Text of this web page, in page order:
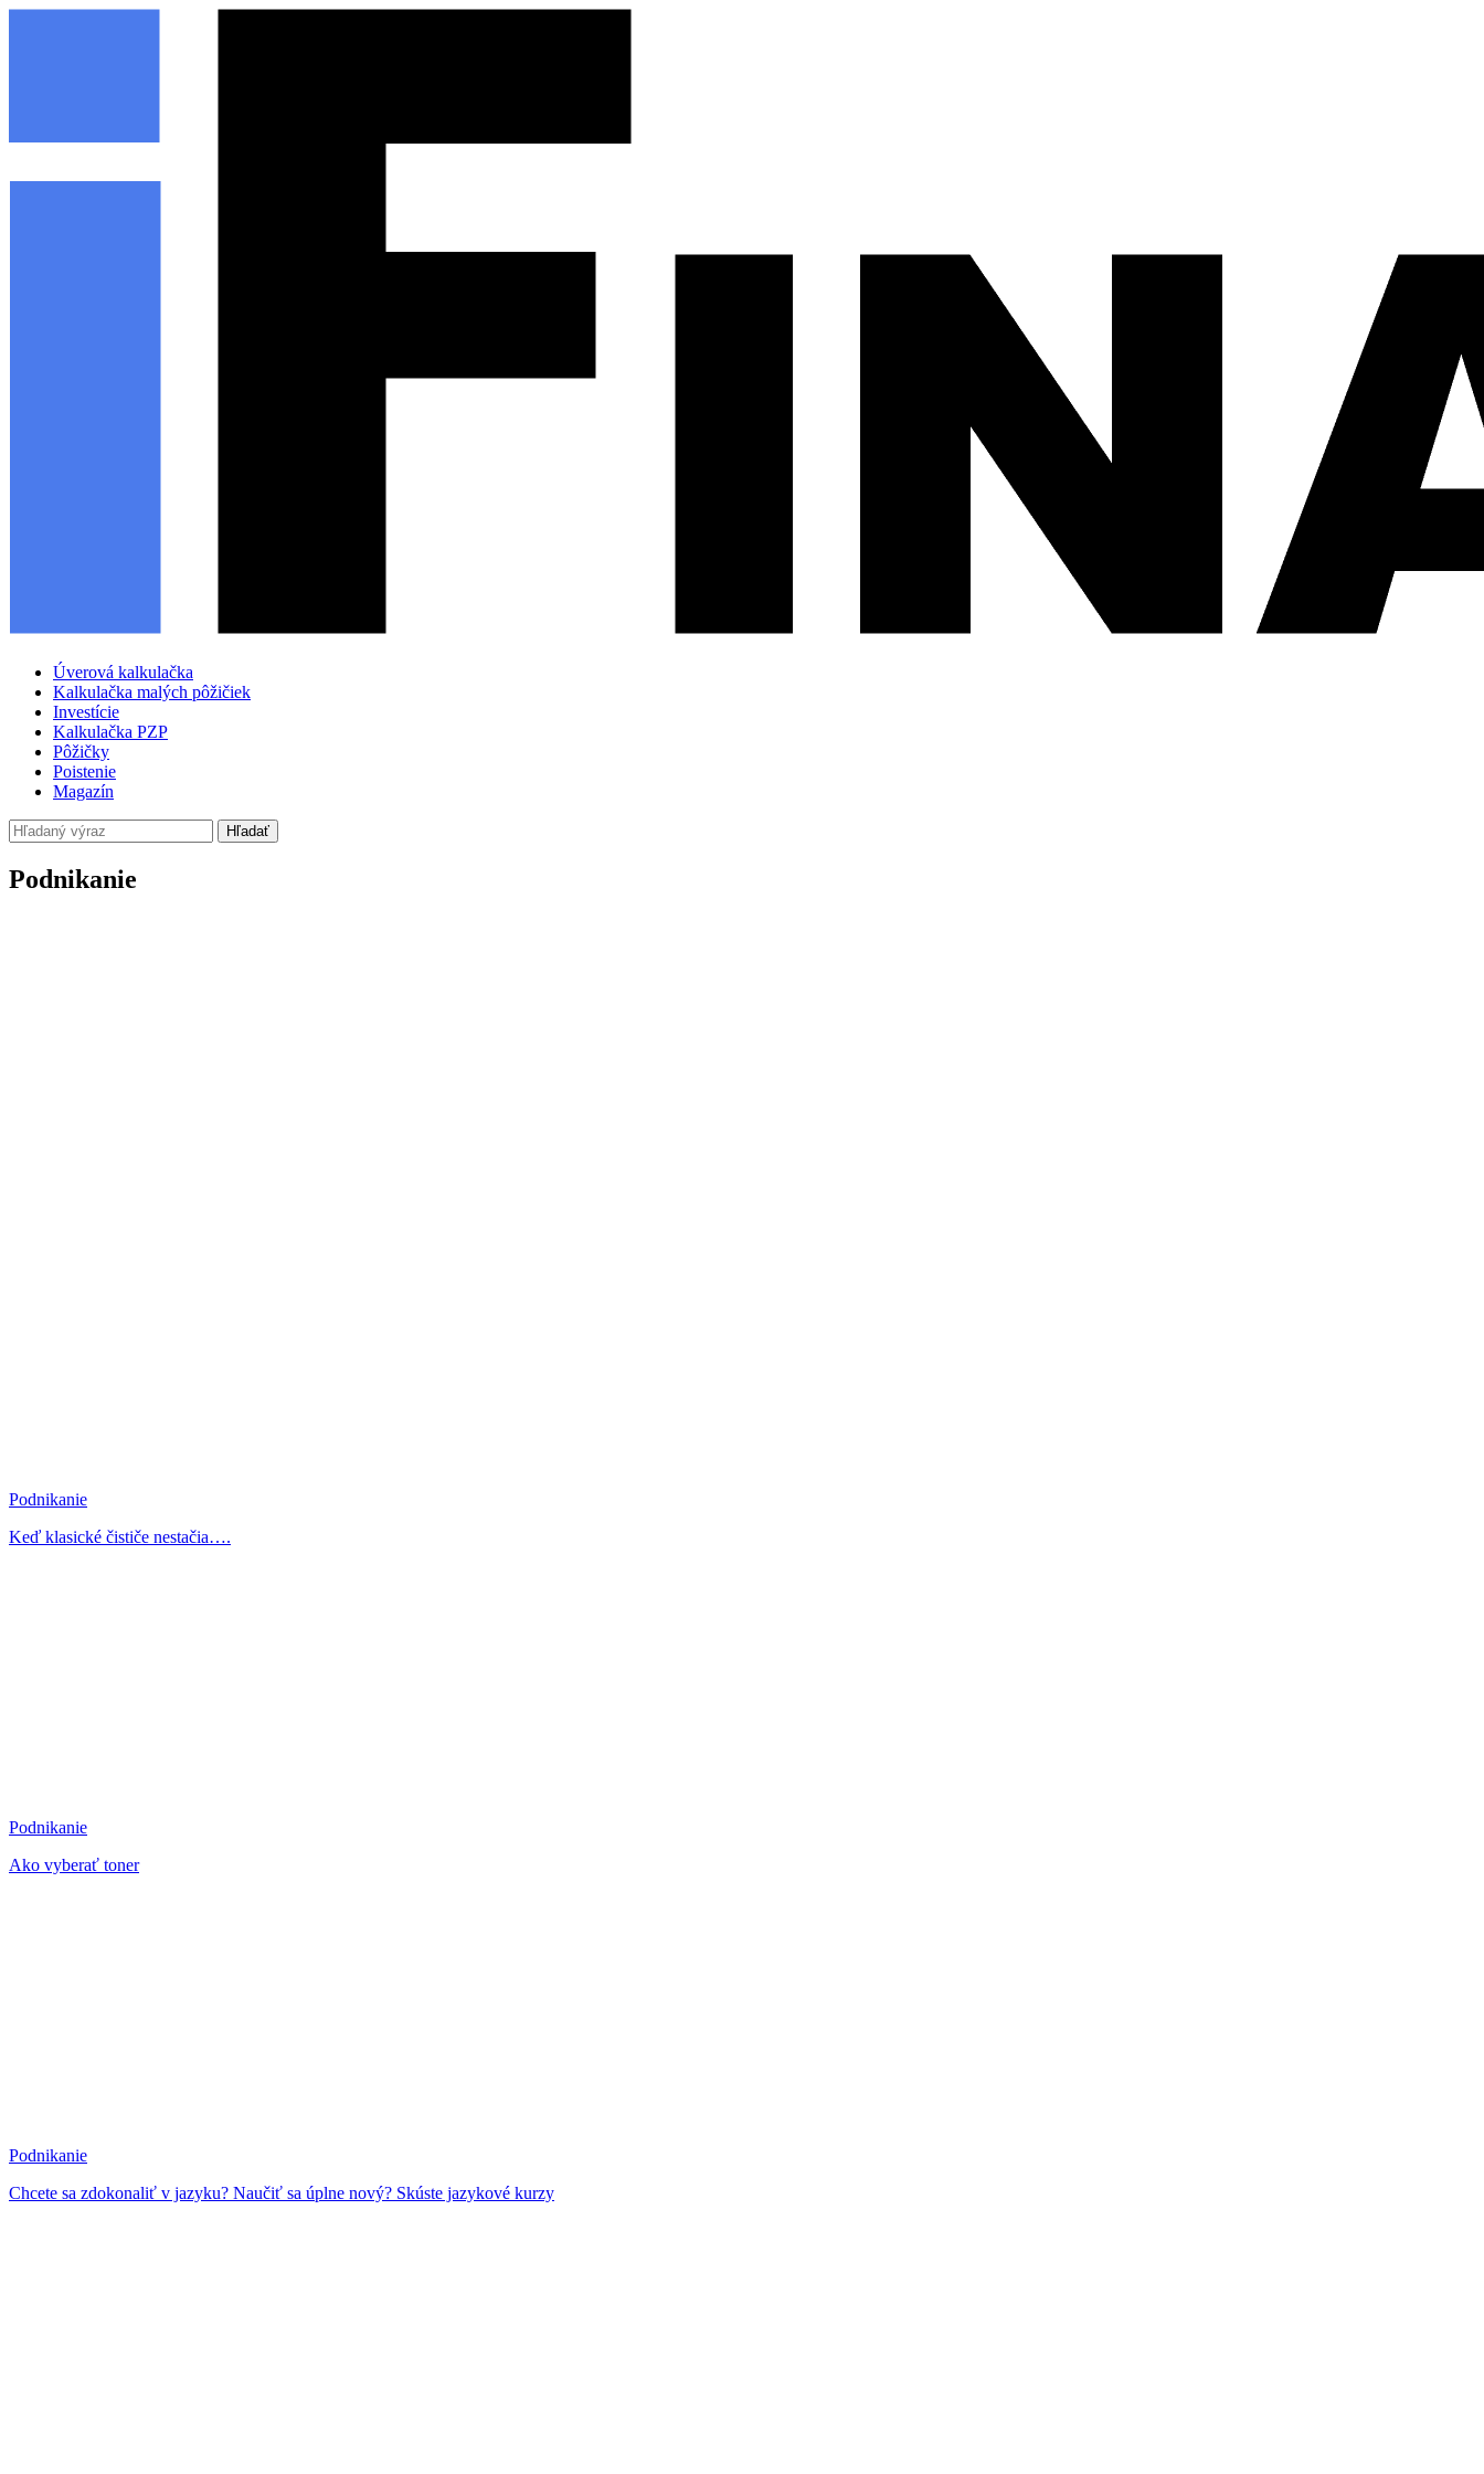
Úverová kalkulačka
Kalkulačka malých pôžičiek
Investície
Kalkulačka PZP
Pôžičky
Poistenie
Magazín
Hľadať
Podnikanie
Podnikanie
Keď klasické čističe nestačia….
Podnikanie
Ako vyberať toner
Podnikanie
Chcete sa zdokonaliť v jazyku? Naučiť sa úplne nový? Skúste jazykové kurzy